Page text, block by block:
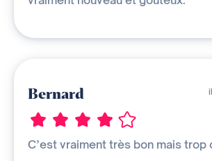
Bernard
C’est vraiment très bon mais trop